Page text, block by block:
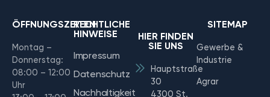
ÖFFNUNGSZEITEN
Montag –
Donnerstag:
08:00 – 12:00
Uhr
RECHTLICHE
HINWEISE
Impressum
Datenschutz
Nachhaltigkeit
HIER FINDEN
SIE UNS
Hauptstraße
30
4300 St.
SITEMAP
Gewerbe &
Industrie
Agrar